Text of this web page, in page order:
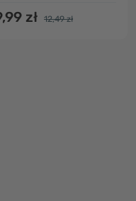
zł 12,49 zł